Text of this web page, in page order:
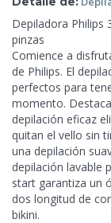
Depiladora Philips
pinzas
Comience a
de Philips. El
perfectos para
momento.
depilación eficaz
quitan el vello sin
una depilación
depilación lavable
start garantiza un
dos longitud de
bikini.